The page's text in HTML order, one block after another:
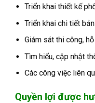
Triển khai thiết kế
Triển khai chi tiết
Giám sát thi công,
Tìm hiểu, cập nhật
Các công việc liên
Quyền lợi được